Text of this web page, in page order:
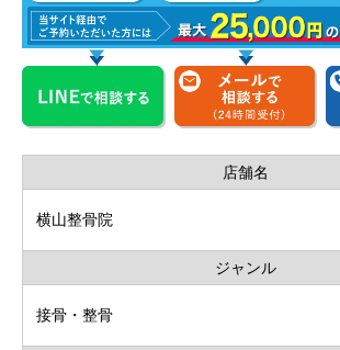
店舗名
横山整骨院
ジャンル
接骨・整骨